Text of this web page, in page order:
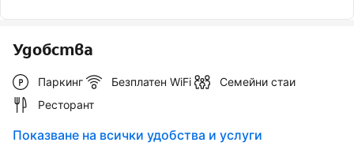
Удобства
Паркинг Безплатен WiFi
Семейни стаи
Ресторант
Показване на всички удобства и услуги